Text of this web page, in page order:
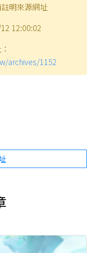
明來源網址
12:00:02
archives/1152